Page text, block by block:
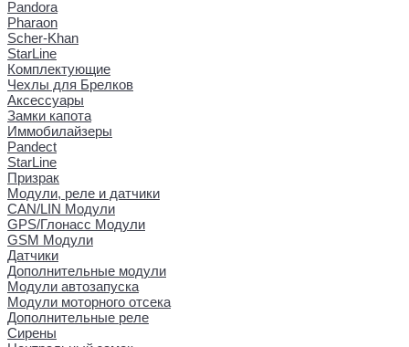
Pandora
Pharaon
Scher-Khan
StarLine
Комплектующие
Чехлы для Брелков
Аксессуары
Замки капота
Иммобилайзеры
Pandect
StarLine
Призрак
Модули, реле и датчики
CAN/LIN Модули
GPS/Глонасс Модули
GSM Модули
Датчики
Дополнительные модули
Модули автозапуска
Модули моторного отсека
Дополнительные реле
Сирены